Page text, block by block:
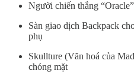
Người chiến thắng
Sàn giao dịch Backpack
phụ
Skullture (Văn hoá của
chóng mặt